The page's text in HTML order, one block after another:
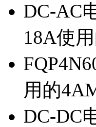
DC-AC
18A使
用的
DC-DC